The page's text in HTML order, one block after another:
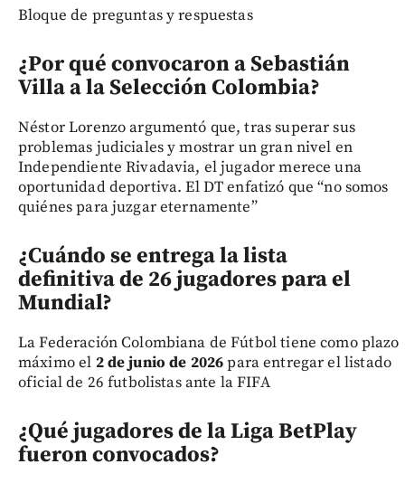
Bloque de preguntas y respuestas
¿Por qué convocaron a Sebastián
Villa a la Selección Colombia?
Néstor Lorenzo argumentó que, tras superar sus
problemas judiciales y mostrar un gran nivel en
Independiente Rivadavia, el jugador merece una
oportunidad deportiva. El DT enfatizó que “no somos
quiénes para juzgar eternamente”
¿Cuándo se entrega la lista
definitiva de 26 jugadores para el
Mundial?
La Federación Colombiana de Fútbol tiene como plazo
máximo el 2 de junio de 2026para entregar el listado
oficial de 26 futbolistas ante la FIFA
¿Qué jugadores de la Liga BetPlay
fueron convocados?